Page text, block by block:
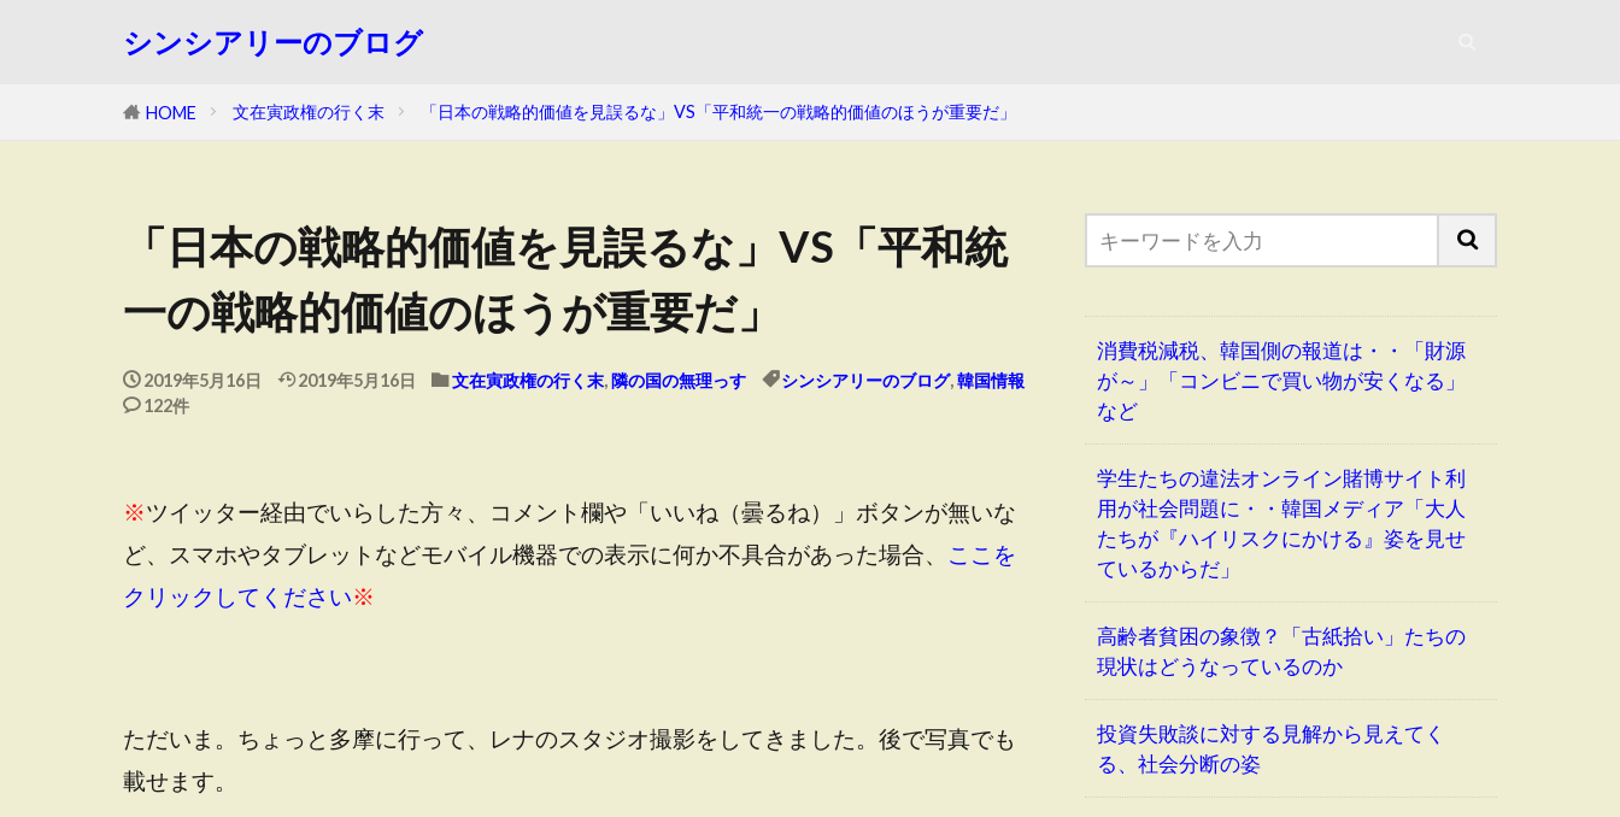
シンシアリーのブログ
HOME 文在寅政権の行く末 「日本の戦略的価値を見誤るな」VS「平和統一の戦略的価値のほうが重要だ」
「日本の戦略的価値を見誤るな」VS「平和統
一の戦略的価値のほうが重要だ」
2019年5月16日 2019年5月16日 文在寅政権の行く末,隣の国の無理っす シンシアリーのブログ,韓国情報
122件
※ツイッター経由でいらした方々、コメント欄や「いいね（曇るね）」ボタンが無いな
ど、スマホやタブレットなどモバイル機器での表示に何か不具合があった場合、 ここを
クリックしてください※
ただいま。ちょっと多摩に行って、レナのスタジオ撮影をしてきました。後で写真でも
載せます。
消費税減税、韓国側の報道は・・「財源
が～」「コンビニで買い物が安くなる」
など
学生たちの違法オンライン賭博サイト利
用が社会問題に・・韓国メディア「大人
たちが『ハイリスクにかける』姿を見せ
ているからだ」
高齢者貧困の象徴？「古紙拾い」たちの
現状はどうなっているのか
投資失敗談に対する見解から見えてく
る、社会分断の姿